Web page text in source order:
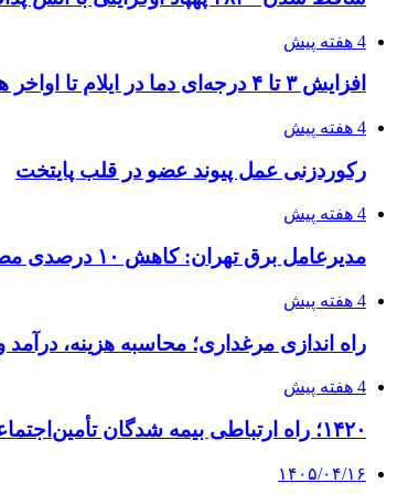
4 هفته پیش
افزایش ۳ تا ۴ درجه‌ای دما در ایلام تا اواخر هفته
4 هفته پیش
رکوردزنی عمل پیوند عضو در قلب پایتخت
4 هفته پیش
مدیرعامل برق تهران: کاهش ۱۰ درصدی مصرف برق، ضامن پایداری شبکه است
4 هفته پیش
راه اندازی مرغداری؛ محاسبه هزینه،
4 هفته پیش
۱۴۲۰؛ راه ارتباطی بیمه شدگان تأمین‌اجتماعی
۱۴۰۵/۰۴/۱۶